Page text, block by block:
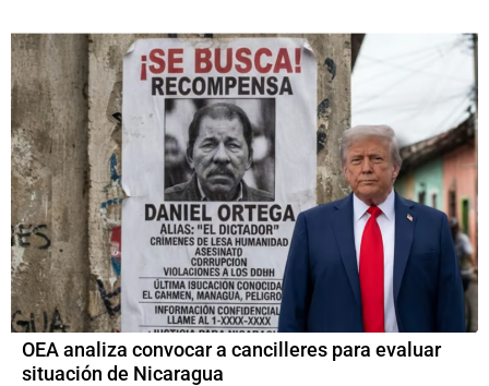
OEA analiza convocar a cancilleres para evaluar
situación de Nicaragua